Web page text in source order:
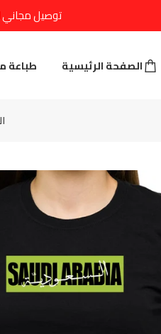
توصيل مجاني
الصفحة الرئيسية